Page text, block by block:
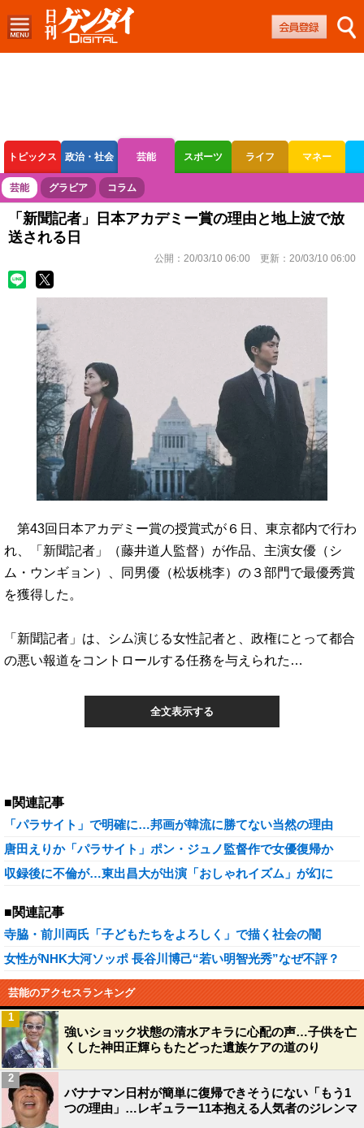
トピックス 政治・社会 芸能 スポーツ ライフ マネー
ボートレース 競輪 オートレース
芸能 グラビア コラム
「新聞記者」日本アカデミー賞の理由と地上波で放
送される日
公開： 20/03/10 06:00 更新： 20/03/10 06:00
第43回日本アカデミー賞の授賞式が６日、東京都内で行わ
れ、「新聞記者」（藤井道人監督）が作品、主演女優（シ
ム・ウンギョン）、同男優（松坂桃李）の３部門で最優秀賞
を獲得した。
「新聞記者」は、シム演じる女性記者と、政権にとって都合
の悪い報道をコントロールする任務を与えられた…
全文表示する
■関連記事
「パラサイト」で明確に…邦画が韓流に勝てない当然の理由
唐田えりか「パラサイト」ポン・ジュノ監督作で女優復帰か
収録後に不倫が…東出昌大が出演「おしゃれイズム」が幻に
■関連記事
寺脇・前川両氏「子どもたちをよろしく」で描く社会の闇
女性がNHK大河ソッポ 長谷川博己“若い明智光秀”なぜ不評？
芸能のアクセスランキング
強いショック状態の清水アキラに心配の声…子供を亡
くした神田正輝らもたどった遺族ケアの道のり
1
バナナマン日村が簡単に復帰できそうにない「もう1
つの理由」…レギュラー11本抱える人気者のジレンマ
2